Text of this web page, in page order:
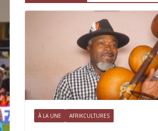
À LA UNE AFRIKCULTURES